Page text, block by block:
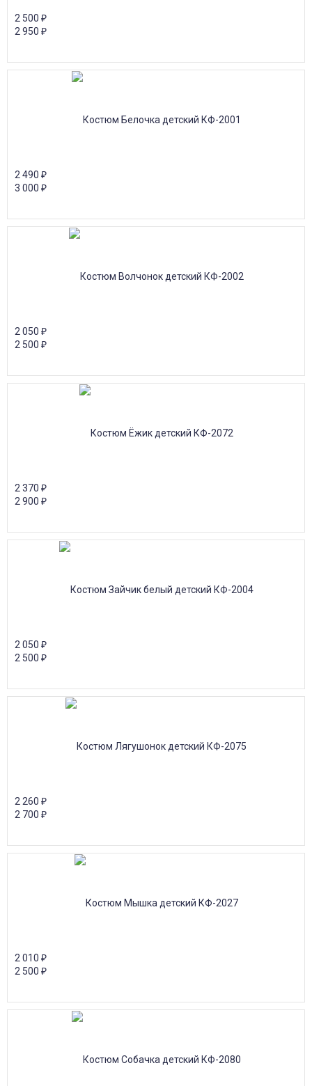
2 500 ₽
2 950 ₽
2 490 ₽
3 000 ₽
2 050 ₽
2 500 ₽
2 370 ₽
2 900 ₽
2 050 ₽
2 500 ₽
2 260 ₽
2 700 ₽
2 010 ₽
2 500 ₽